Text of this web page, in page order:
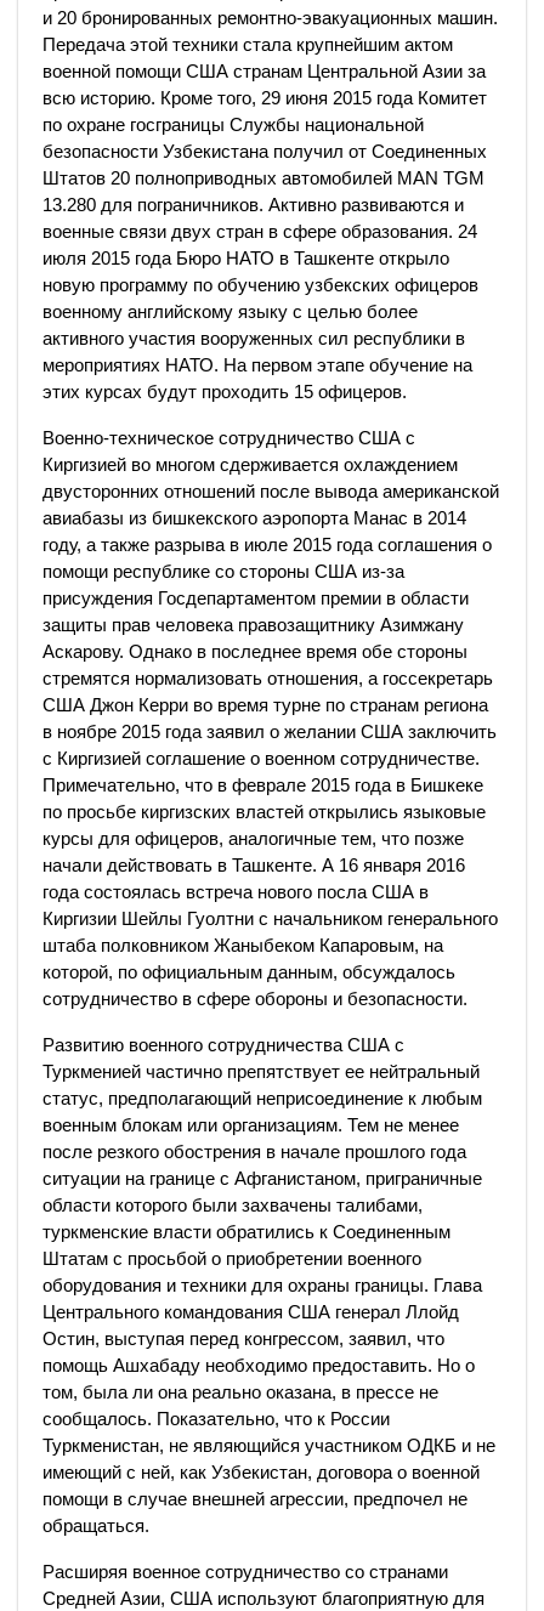
и 20 бронированных ремонтно-эвакуационных машин.
Передача этой техники стала крупнейшим актом
военной помощи США странам Центральной Азии за
всю историю. Кроме того, 29 июня 2015 года Комитет
по охране госграницы Службы национальной
безопасности Узбекистана получил от Соединенных
Штатов 20 полноприводных автомобилей MAN TGM
13.280 для пограничников. Активно развиваются и
военные связи двух стран в сфере образования. 24
июля 2015 года Бюро НАТО в Ташкенте открыло
новую программу по обучению узбекских офицеров
военному английскому языку с целью более
активного участия вооруженных сил республики в
мероприятиях НАТО. На первом этапе обучение на
этих курсах будут проходить 15 офицеров.
Военно-техническое сотрудничество США с
Киргизией во многом сдерживается охлаждением
двусторонних отношений после вывода американской
авиабазы из бишкекского аэропорта Манас в 2014
году, а также разрыва в июле 2015 года соглашения о
помощи республике со стороны США из-за
присуждения Госдепартаментом премии в области
защиты прав человека правозащитнику Азимжану
Аскарову. Однако в последнее время обе стороны
стремятся нормализовать отношения, а госсекретарь
США Джон Керри во время турне по странам региона
в ноябре 2015 года заявил о желании США заключить
с Киргизией соглашение о военном сотрудничестве.
Примечательно, что в феврале 2015 года в Бишкеке
по просьбе киргизских властей открылись языковые
курсы для офицеров, аналогичные тем, что позже
начали действовать в Ташкенте. А 16 января 2016
года состоялась встреча нового посла США в
Киргизии Шейлы Гуолтни с начальником генерального
штаба полковником Жаныбеком Капаровым, на
которой, по официальным данным, обсуждалось
сотрудничество в сфере обороны и безопасности.
Развитию военного сотрудничества США с
Туркменией частично препятствует ее нейтральный
статус, предполагающий неприсоединение к любым
военным блокам или организациям. Тем не менее
после резкого обострения в начале прошлого года
ситуации на границе с Афганистаном, приграничные
области которого были захвачены талибами,
туркменские власти обратились к Соединенным
Штатам с просьбой о приобретении военного
оборудования и техники для охраны границы. Глава
Центрального командования США генерал Ллойд
Остин, выступая перед конгрессом, заявил, что
помощь Ашхабаду необходимо предоставить. Но о
том, была ли она реально оказана, в прессе не
сообщалось. Показательно, что к России
Туркменистан, не являющийся участником ОДКБ и не
имеющий с ней, как Узбекистан, договора о военной
помощи в случае внешней агрессии, предпочел не
обращаться.
Расширяя военное сотрудничество со странами
Средней Азии, США используют благоприятную для